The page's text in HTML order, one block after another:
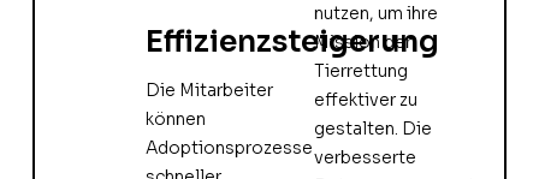
Effizienzsteigerung
Die Mitarbeiter
können
Adoptionsprozesse
nutzen, um ihre
Mission der
Tierrettung
effektiver zu
gestalten. Die
verbesserte